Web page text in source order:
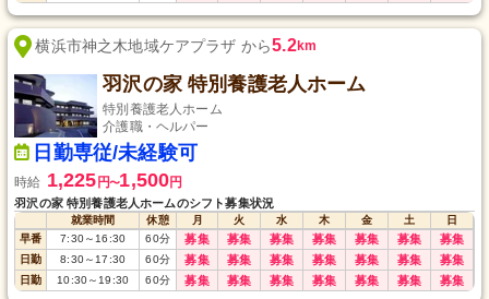
横浜市神之木地域ケアプラザ から5.2km
羽沢の家 特別養護老人ホーム
特別養護老人ホーム
介護職・ヘルパー
日勤専従/未経験可
時給 1,225円〜1,500円
羽沢の家 特別養護老人ホームのシフト募集状況
就業時間 休憩 月 火 水 木 金 土
日
早番
7:30～ 16:30 60分 募集 募集 募集 募集 募集 募集 募集
日勤 8:30～ 17:30 60分 募集 募集 募集 募集 募集 募集 募集
日勤 10:30～ 19:30 60分 募集 募集 募集 募集 募集 募集 募集